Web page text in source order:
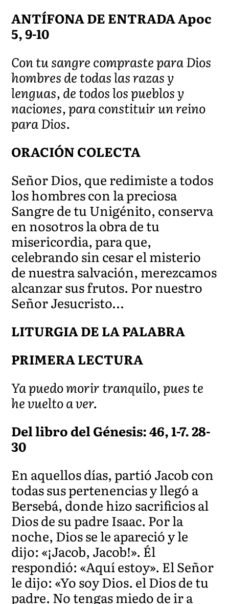
ANTÍFONA DE ENTRADA Apoc
5, 9-10
Con tu sangre compraste para Dios
hombres de todas las razas y
lenguas, de todos los pueblos y
naciones, para constituir un reino
para Dios.
ORACIÓN COLECTA
Señor Dios, que redimiste a todos
los hombres con la preciosa
Sangre de tu Unigénito, conserva
en nosotros la obra de tu
misericordia, para que,
celebrando sin cesar el misterio
de nuestra salvación, merezcamos
alcanzar sus frutos. Por nuestro
Señor Jesucristo…
LITURGIA DE LA PALABRA
PRIMERA LECTURA
Ya puedo morir tranquilo, pues te
he vuelto a ver.
Del libro del Génesis: 46, 1-7. 28-
30
En aquellos días, partió Jacob con
todas sus pertenencias y llegó a
Bersebá, donde hizo sacrificios al
Dios de su padre Isaac. Por la
noche, Dios se le apareció y le
dijo: «¡Jacob, Jacob!». Él
respondió: «Aquí estoy». El Señor
le dijo: «Yo soy Dios. el Dios de tu
padre. No tengas miedo de ir a